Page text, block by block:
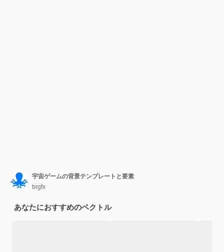
宇宙ゲームの背景テンプレートと要素
brgfx
あなたにおすすめのベクトル